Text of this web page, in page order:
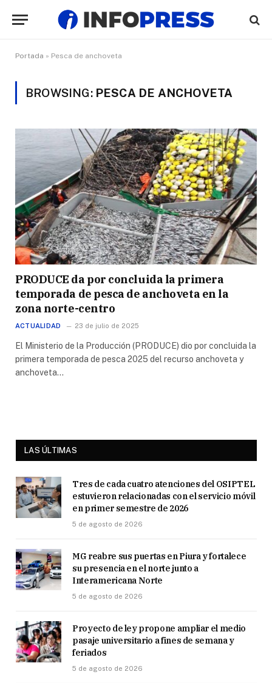
Portada » Pesca de anchoveta
BROWSING: PESCA DE ANCHOVETA
PRODUCE da por concluida la primera
temporada de pesca de anchoveta en la
zona norte-centro
ACTUALIDAD 23 de julio de 2025
El Ministerio de la Producción (PRODUCE) dio por concluida la
primera temporada de pesca 2025 del recurso anchoveta y
anchoveta…
LAS ÚLTIMAS
Tres de cada cuatro atenciones del OSIPTEL
estuvieron relacionadas con el servicio móvil
en primer semestre de 2026
5 de agosto de 2026
MG reabre sus puertas en Piura y fortalece
su presencia en el norte junto a
Interamericana Norte
5 de agosto de 2026
Proyecto de ley propone ampliar el medio
pasaje universitario a fines de semana y
feriados
5 de agosto de 2026